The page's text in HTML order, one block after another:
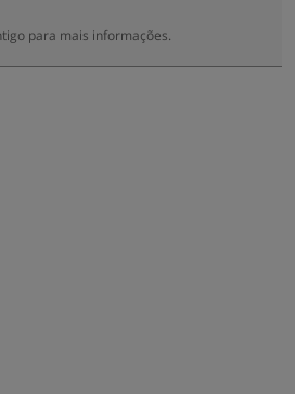
para mais informações.